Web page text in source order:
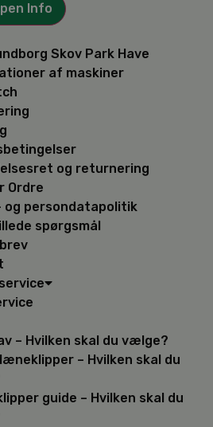
Info
Skov Park Have
af maskiner
og returnering
Ordre
og persondatapolitik
spørgsmål
– Hvilken skal du vælge?
– Hvilken skal du
guide – Hvilken skal du